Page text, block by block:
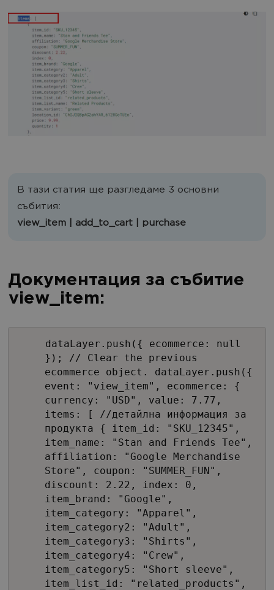
В тази статия ще разгледаме 3 основни
събития:
view_item | add_to_cart | purchase
Документация за събитие
view_item:
dataLayer.push({ ecommerce: null
}); // Clear the previous
ecommerce object. dataLayer.push({
event: "view_item", ecommerce: {
currency: "USD", value: 7.77,
items: [ //детайлна информация за
продукта { item_id: "SKU_12345",
item_name: "Stan and Friends Tee",
affiliation: "Google Merchandise
Store", coupon: "SUMMER_FUN",
discount: 2.22, index: 0,
item_brand: "Google",
item_category: "Apparel",
item_category2: "Adult",
item_category3: "Shirts",
item_category4: "Crew",
item_category5: "Short sleeve",
item_list_id: "related_products",